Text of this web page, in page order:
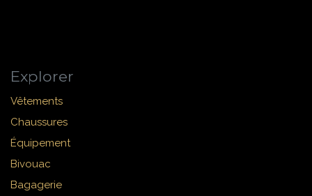
Explorer
Vêtements
Chaussures
Équipement
Bivouac
Bagagerie